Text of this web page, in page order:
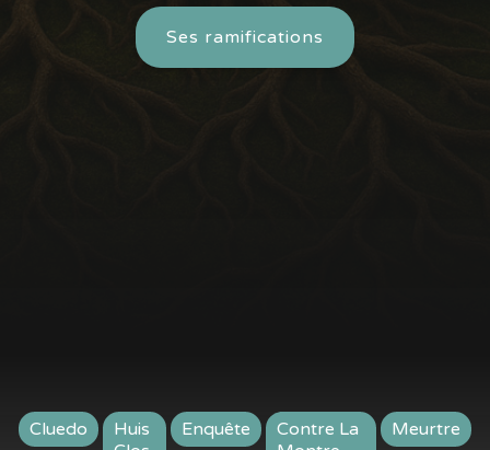
Ses ramifications
Cluedo
Huis
Enquête
Contre La
Meurtre